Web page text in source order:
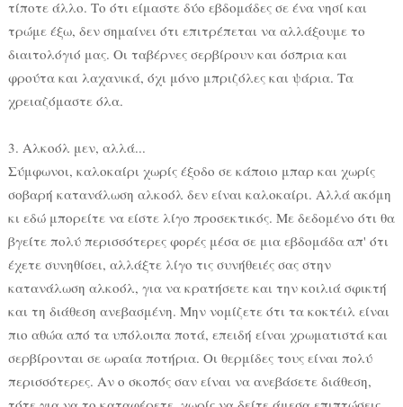
τίποτε άλλο. Το ότι είμαστε δύο εβδομάδες σε ένα νησί και
τρώμε έξω, δεν σημαίνει ότι επιτρέπεται να αλλάξουμε το
διαιτολόγιό μας. Οι ταβέρνες σερβίρουν και όσπρια και
φρούτα και λαχανικά, όχι μόνο μπριζόλες και ψάρια. Τα
χρειαζόμαστε όλα.
3. Αλκοόλ μεν, αλλά...
Σύμφωνοι, καλοκαίρι χωρίς έξοδο σε κάποιο μπαρ και χωρίς
σοβαρή κατανάλωση αλκοόλ δεν είναι καλοκαίρι. Αλλά ακόμη
κι εδώ μπορείτε να είστε λίγο προσεκτικός. Με δεδομένο ότι θα
βγείτε πολύ περισσότερες φορές μέσα σε μια εβδομάδα απ' ότι
έχετε συνηθίσει, αλλάξτε λίγο τις συνήθειές σας στην
κατανάλωση αλκοόλ, για να κρατήσετε και την κοιλιά σφικτή
και τη διάθεση ανεβασμένη. Μην νομίζετε ότι τα κοκτέιλ είναι
πιο αθώα από τα υπόλοιπα ποτά, επειδή είναι χρωματιστά και
σερβίρονται σε ωραία ποτήρια. Οι θερμίδες τους είναι πολύ
περισσότερες. Αν ο σκοπός σαν είναι να ανεβάσετε διάθεση,